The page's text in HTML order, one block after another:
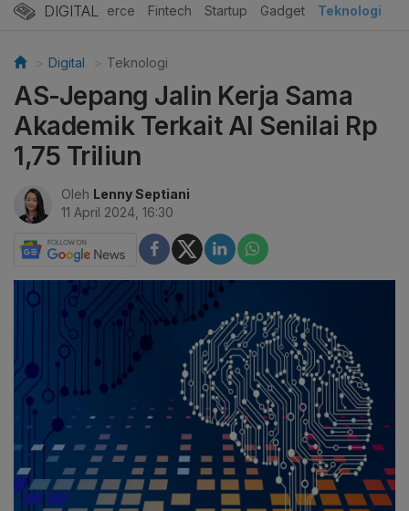
DIGITAL
E-Commerce Fintech Startup Gadget Teknologi
Digital Teknologi
AS-Jepang Jalin Kerja Sama
Akademik Terkait AI Senilai Rp
1,75 Triliun
Oleh Lenny Septiani
11 April 2024, 16:30